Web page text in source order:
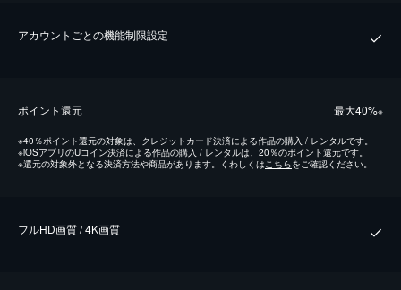
アカウントごとの機能制限設定
ポイント還元 最⼤40%※
※40％ポイント還元の対象は、クレジットカード決済による作品の購入 / レンタルです。
※iOSアプリのUコイン決済による作品の購入 / レンタルは、20％のポイント還元です。
※還元の対象外となる決済方法や商品があります。くわしくはこちらをご確認ください。
フルHD画質 / 4K画質